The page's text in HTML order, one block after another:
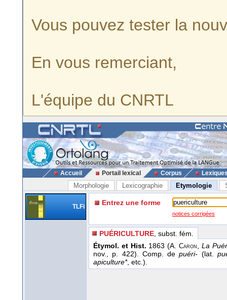
Vous pouvez tester la
En vous remerciant,
L'équipe du CNRTL
Accueil Portail lexical Corpus
Morphologie Lexicographie Etymologie
TLFi Entrez une forme
notices corrigées
PUÉRICULTURE , subst. fém.
Étymol. et Hist. 1863 (A. Caron, La
nov., p. 422). Comp. depuéri- (lat.
apiculture*, etc.).